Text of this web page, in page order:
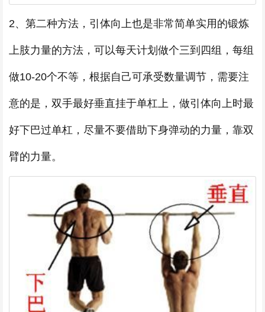
2、第二种方法，引体向上也是非常简单实用的锻炼
上肢力量的方法，可以每天计划做个三到四组，每组
做10-20个不等，根据自己可承受数量调节，需要注
意的是，双手最好垂直挂于单杠上，做引体向上时最
好下巴过单杠，尽量不要借助下身弹动的力量，靠双
臂的力量。